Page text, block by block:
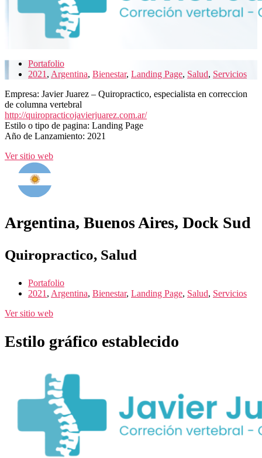
Portafolio
2021 , Argentina, Bienestar, Landing Page, Salud, Servicios
Empresa: Javier Juarez – Quiropractico, especialista en correccion
de columna vertebral
http://quiropracticojavierjuarez.com.ar/
Estilo o tipo de pagina: Landing Page
Año de Lanzamiento: 2021
Ver sitio web
Argentina, Buenos Aires, Dock Sud
Quiropractico, Salud
Portafolio
2021 , Argentina, Bienestar, Landing Page, Salud, Servicios
Ver sitio web
Estilo gráfico establecido